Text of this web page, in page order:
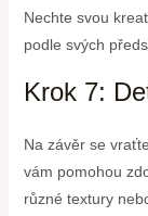
Nechte svou
podle svých
Krok 7:
Na závěr se
vám pomohou
různé textury